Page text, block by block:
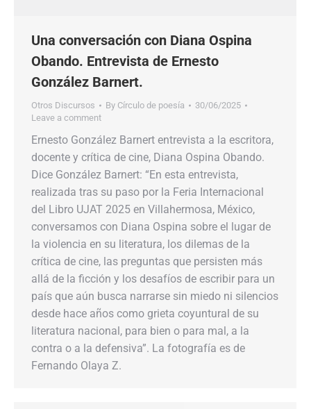
Una conversación con Diana Ospina
Obando. Entrevista de Ernesto
González Barnert.
Otros Discursos By Círculo de poesía
30/06/2025
Leave a comment
Ernesto González Barnert entrevista a la escritora,
docente y crítica de cine, Diana Ospina Obando.
Dice González Barnert: “En esta entrevista,
realizada tras su paso por la Feria Internacional
del Libro UJAT 2025 en Villahermosa, México,
conversamos con Diana Ospina sobre el lugar de
la violencia en su literatura, los dilemas de la
crítica de cine, las preguntas que persisten más
allá de la ficción y los desafíos de escribir para un
país que aún busca narrarse sin miedo ni silencios
desde hace años como grieta coyuntural de su
literatura nacional, para bien o para mal, a la
contra o a la defensiva”. La fotografía es de
Fernando Olaya Z.